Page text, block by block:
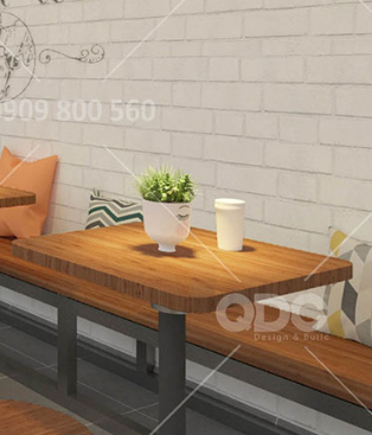
KOI THÉ
QDC rất hân hạnh khi được đồng hành
dự án tổng thầu thi công chi nhánh KOI
Hòa, Đồng Nai.
Chi tiết